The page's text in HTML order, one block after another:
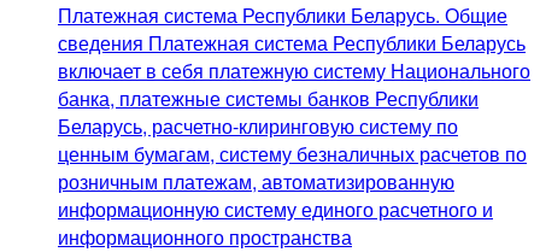
Платежная система Республики Беларусь. Общие
сведения Платежная система Республики Беларусь
включает в себя платежную систему Национального
банка, платежные системы банков Республики
Беларусь, расчетно-клиринговую систему по
ценным бумагам, систему безналичных расчетов по
розничным платежам, автоматизированную
информационную систему единого расчетного и
информационного пространства